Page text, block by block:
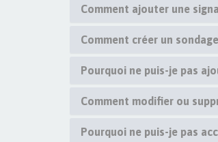
Comment ajouter une
Comment créer un
Pourquoi ne puis-je pas
Comment modifier ou
Pourquoi ne puis-je pas